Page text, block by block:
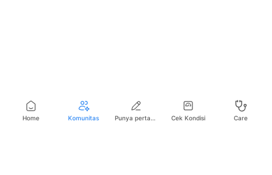
Home Komunitas Punya pertanyaan seputar kesehatan? Cek Kondisi Care